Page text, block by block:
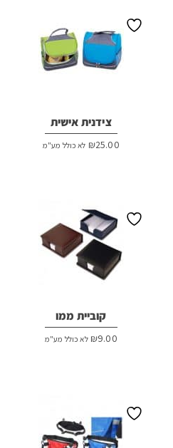
צידנית אישית
₪25.00 לא כולל מע"מ
קוביית ממו
₪9.00 לא כולל מע"מ